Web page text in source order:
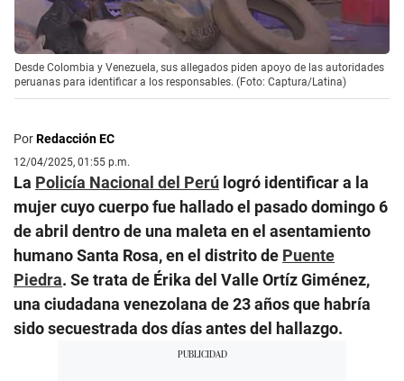
Desde Colombia y Venezuela, sus allegados piden apoyo de las autoridades
peruanas para identificar a los responsables. (Foto: Captura/Latina)
PorRedacción EC
12/04/2025, 01:55 p.m.
La Policía Nacional del Perú logró identificar a la
mujer cuyo cuerpo fue hallado el pasado domingo 6
de abril dentro de una maleta en el asentamiento
humano Santa Rosa, en el distrito de Puente
Piedra. Se trata de Érika del Valle Ortíz Giménez,
una ciudadana venezolana de 23 años que habría
sido secuestrada dos días antes del hallazgo.